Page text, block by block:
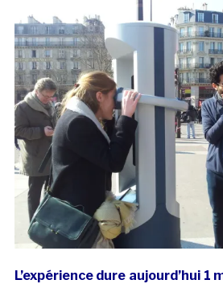
L’expérience dure aujourd’hui 1